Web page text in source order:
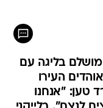
בליגה עם
העירו
טען: "אנחנו